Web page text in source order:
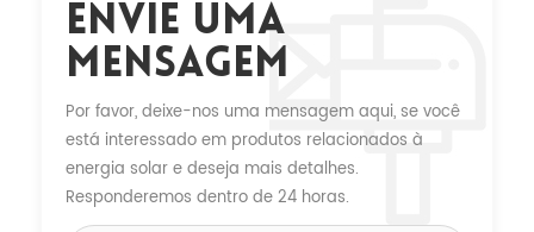
Envie Uma
Mensagem
Por favor, deixe-nos uma mensagem aqui, se você
está interessado em produtos relacionados à
energia solar e deseja mais detalhes.
Responderemos dentro de 24 horas.